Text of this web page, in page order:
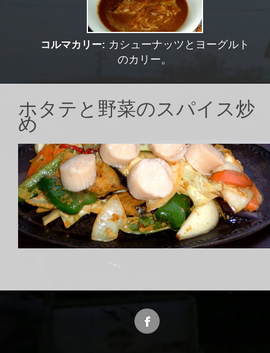
コルマカリー: カシューナッツとヨーグルト
のカリー。
ホタテと野菜のスパイス炒
め